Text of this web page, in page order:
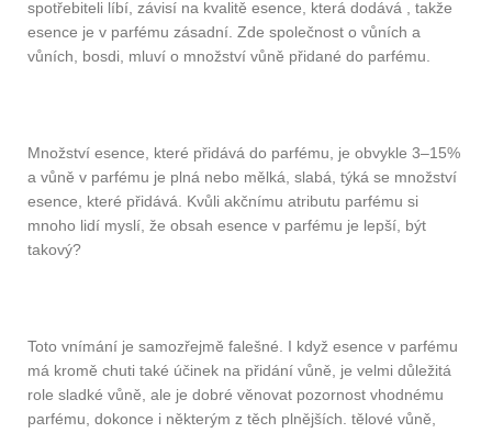
spotřebiteli líbí, závisí na kvalitě esence, která dodává , takže
esence je v parfému zásadní. Zde společnost o vůních a
vůních, bosdi, mluví o množství vůně přidané do parfému.
Množství esence, které přidává do parfému, je obvykle 3–15%
a vůně v parfému je plná nebo mělká, slabá, týká se množství
esence, které přidává. Kvůli akčnímu atributu parfému si
mnoho lidí myslí, že obsah esence v parfému je lepší, být
takový?
Toto vnímání je samozřejmě falešné. I když esence v parfému
má kromě chuti také účinek na přidání vůně, je velmi důležitá
role sladké vůně, ale je dobré věnovat pozornost vhodnému
parfému, dokonce i některým z těch plnějších. tělové vůně,